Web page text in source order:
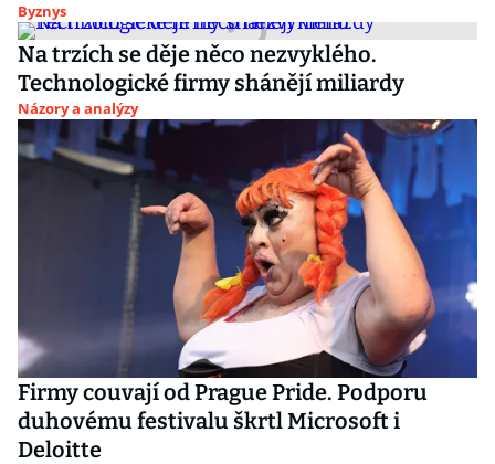
Byznys
Na trzích se děje něco nezvyklého.
Technologické firmy shánějí miliardy
Názory a analýzy
Firmy couvají od Prague Pride. Podporu
duhovému festivalu škrtl Microsoft i
Deloitte